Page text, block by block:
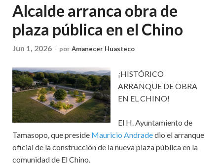
Alcalde arranca obra de
plaza pública en el Chino
Jun 1, 2026 - por Amanecer Huasteco
¡HISTÓRICO
ARRANQUE DE OBRA
EN EL CHINO!
El H. Ayuntamiento de
Tamasopo, que preside Mauricio Andradedio el arranque
oficial de la construcción de la nueva plaza pública en la
comunidad de El Chino.